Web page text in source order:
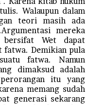
Walaupun dalam
teori masih ada
mereka
Wet dapat
fatwa. Demikian pula
fatwa. Namun
dimaksud adalah
itu yang
memang sudah
generasi sekarang